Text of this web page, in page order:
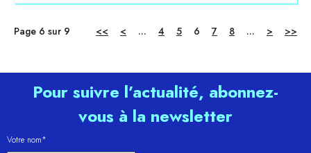
Page 6 sur 9 << < ... 4 5 6 7 8 ... > >>
Pour suivre l’actualité, abonnez-
vous à la newsletter
Votre nom*